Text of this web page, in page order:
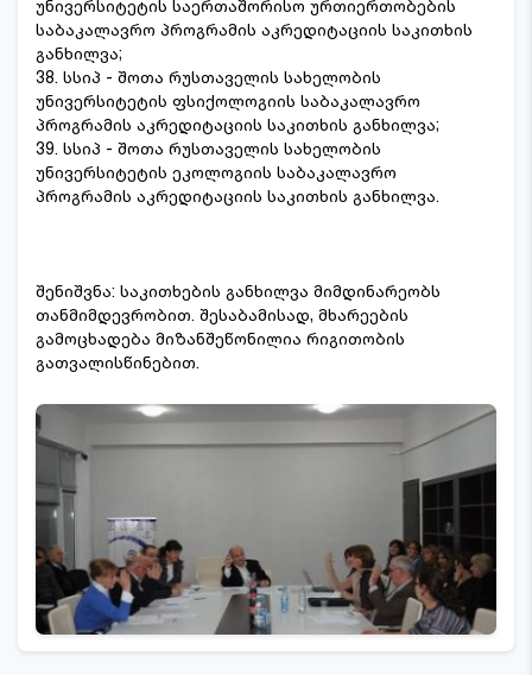
უნივერსიტეტის საერთაშორისო ურთიერთობების
საბაკალავრო პროგრამის აკრედიტაციის საკითხის
განხილვა;
38. სსიპ - შოთა რუსთაველის სახელობის
უნივერსიტეტის ფსიქოლოგიის საბაკალავრო
პროგრამის აკრედიტაციის საკითხის განხილვა;
39. სსიპ - შოთა რუსთაველის სახელობის
უნივერსიტეტის ეკოლოგიის საბაკალავრო
პროგრამის აკრედიტაციის საკითხის განხილვა.
შენიშვნა: საკითხების განხილვა მიმდინარეობს
თანმიმდევრობით. შესაბამისად, მხარეების
გამოცხადება მიზანშეწონილია რიგითობის
გათვალისწინებით.